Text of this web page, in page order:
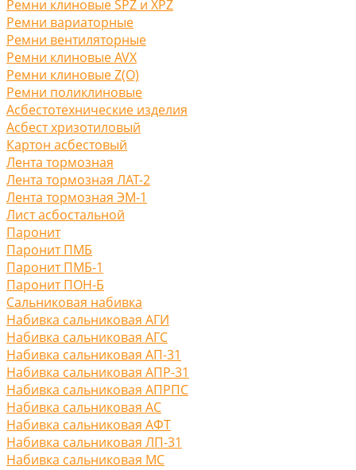
Ремни клиновые SPZ и XPZ
Ремни вариаторные
Ремни вентиляторные
Ремни клиновые AVX
Ремни клиновые Z(O)
Ремни поликлиновые
Асбестотехнические изделия
Асбест хризотиловый
Картон асбестовый
Лента тормозная
Лента тормозная ЛАТ-2
Лента тормозная ЭМ-1
Лист асбостальной
Паронит
Паронит ПМБ
Паронит ПМБ-1
Паронит ПОН-Б
Сальниковая набивка
Набивка сальниковая АГИ
Набивка сальниковая АГС
Набивка сальниковая АП-31
Набивка сальниковая АПР-31
Набивка сальниковая АПРПС
Набивка сальниковая АС
Набивка сальниковая АФТ
Набивка сальниковая ЛП-31
Набивка сальниковая МС